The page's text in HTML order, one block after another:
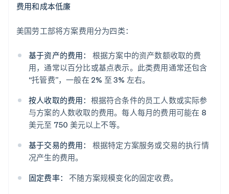
费用和成本低廉
美国劳工部将方案费用分为四类：
基于资产的费用：
根据方案中的资产数额收取的费
用，通常以百分比或基点表示。此类费用通常还包含
“托管费”，一般在 2% 至 3% 左右。
按人收取的费用： 根据符合条件的员工人数或实际参
与方案的人数收取的费用。每人每月的费用可能在 8
美元至 750 美元以上不等。
基于交易的费用：
根据特定方案服务或交易的执行情
况产生的费用。
固定费率：
不随方案规模变化的固定收费。